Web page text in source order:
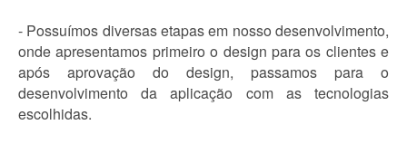
- Possuímos diversas etapas em nosso desenvolvimento,
onde apresentamos primeiro o design para os clientes e
após aprovação do design, passamos para o
desenvolvimento da aplicação com as tecnologias
escolhidas.